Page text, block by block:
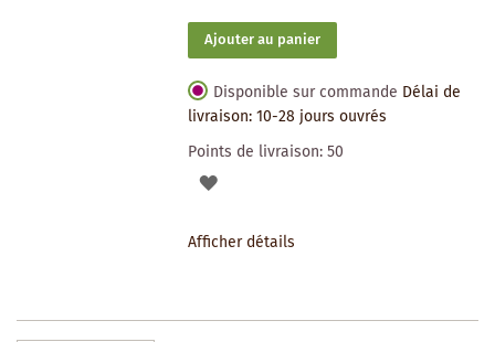
Ajouter au panier
Disponible sur commande Délai de
livraison: 10-28 jours ouvrés
Points de livraison:50
AJOUTER
Afficher détails